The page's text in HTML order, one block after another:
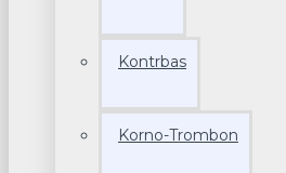
Kontrbas
Korno-Trombon